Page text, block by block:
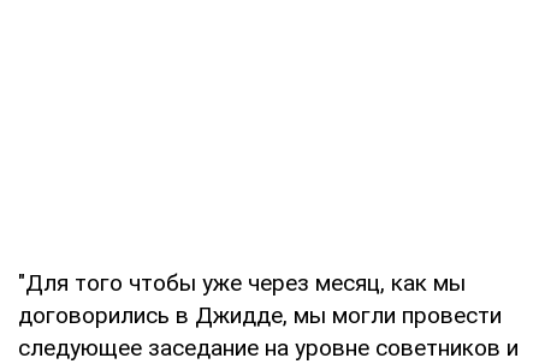
"Для того чтобы уже через месяц, как мы
договорились в Джидде, мы могли провести
следующее заседание на уровне советников и